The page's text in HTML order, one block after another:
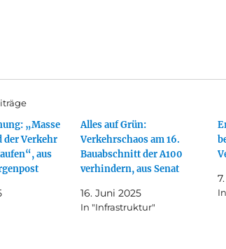
„Masse
der Verkehr
aus
Alles auf Grün:
Verkehrschaos am 16.
Bauabschnitt der A100
verhindern, aus Senat
16. Juni 2025
In "Infrastruktur"